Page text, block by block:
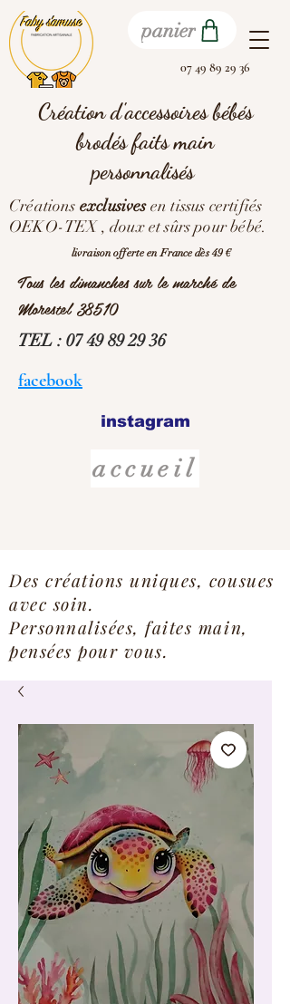
panier
livraison offerte en France dès 49 €
07 49 89 29 36
Tous les dimanches sur le marché de
Morestel 38510
facebook
TEL : 07 49 89 29 36
Création d'accessoires bébés
brodés faits main
personnalisés
instagram
Créations exclusivesen tissus certifiés
OEKO-TEX , doux et sûrs pour bébé.
accueil
Des créations uniques, cousues
avec soin.
Personnalisées, faites main,
pensées pour vous.